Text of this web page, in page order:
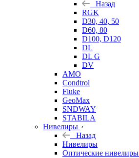
Назад
RGK
D30, 40, 50
D60, 80
D100, D120
DL
DL G
DV
AMO
Condtrol
Fluke
GeoMax
SNDWAY
STABILA
Нивелиры
Назад
Нивелиры
Оптические нивелиры